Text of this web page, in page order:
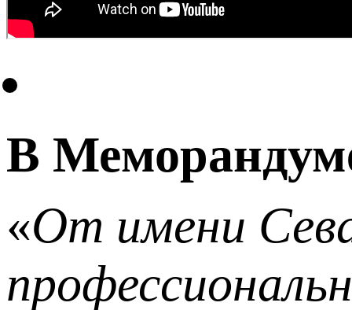
В
«От имени